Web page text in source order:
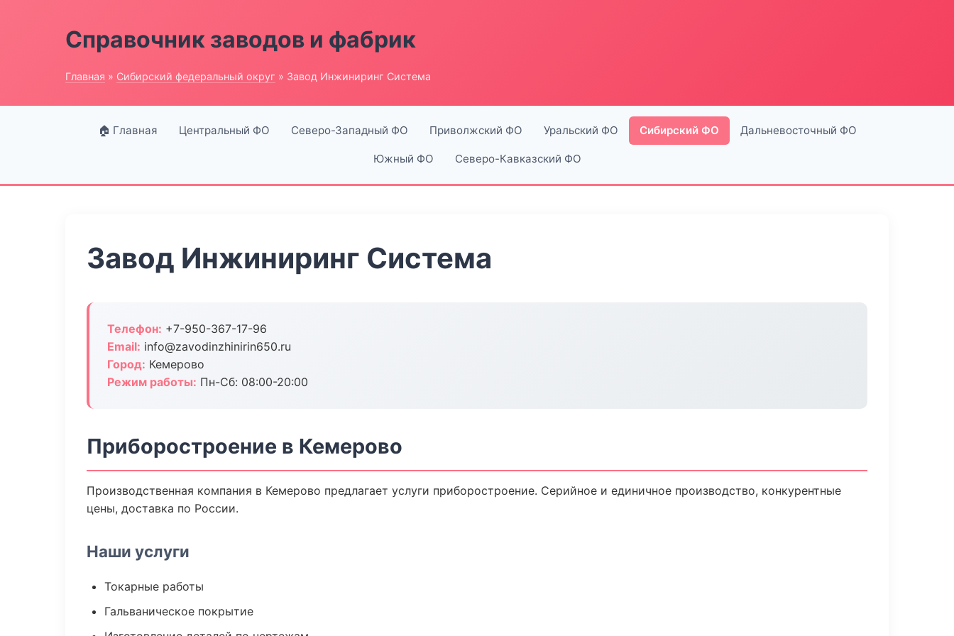
Справочник заводов и фабрик
Главная » Сибирский федеральный округ » Завод Инжиниринг Система
🏠 Главная Центральный ФО Северо-Западный ФО Приволжский ФО Уральский ФО Сибирский ФО Дальневосточный ФО
Южный ФО Северо-Кавказский ФО
Завод Инжиниринг Система
Телефон: +7-950-367-17-96
Email: info@zavodinzhinirin650.ru
Город: Кемерово
Режим работы: Пн-Сб: 08:00-20:00
Приборостроение в Кемерово
Производственная компания в Кемерово предлагает услуги приборостроение. Серийное и единичное производство, конкурентные
цены, доставка по России.
Наши услуги
Токарные работы
Гальваническое покрытие